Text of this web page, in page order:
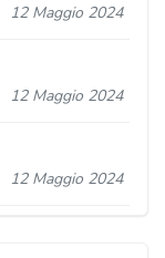
12 Maggio 2024
12 Maggio 2024
12 Maggio 2024